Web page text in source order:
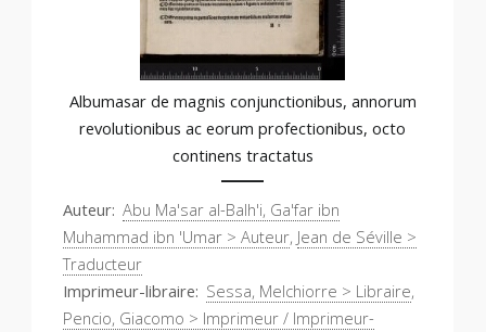
Albumasar de magnis conjunctionibus, annorum
revolutionibus ac eorum profectionibus, octo
continens tractatus
Auteur Abu Ma'sar al-Balh'i, Ga'far ibn
Muhammad ibn 'Umar > Auteur, Jean de Séville >
Traducteur
Imprimeur-libraire Sessa, Melchiorre > Libraire,
Pencio, Giacomo > Imprimeur / Imprimeur-